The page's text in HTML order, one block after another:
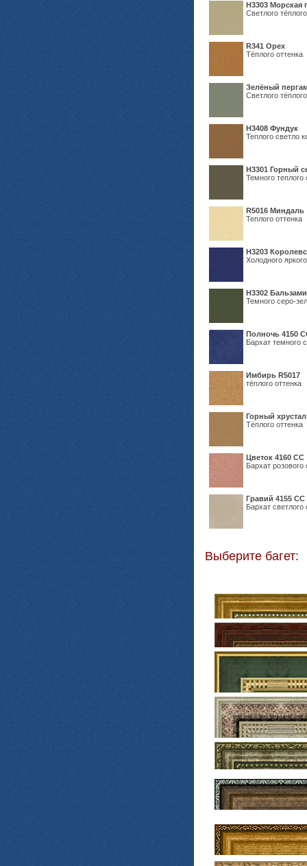
H3303 Морская
Светлого
R341 Орех
Тёплого оттенка
Зелёный
Светлого
Н3408 Фундук
Теплого светло
Н3301 Горный
Темного теплого
R5016 Миндаль
Теплого оттенка
Н3203
Холодного
Н3302
Темного серо-
Полночь 4150
Бархат темного
Имбирь R5017
тёплого оттенка
Горный
Тёплого оттенка
Цветок 4160 СС
Бархат розового
Гравий 4155 СС
Бархат светлого
Выберите багет: